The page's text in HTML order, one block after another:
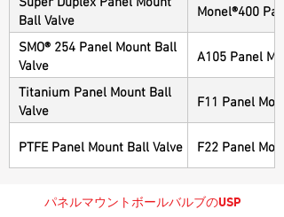
Ball Valve
Monel®400
SMO® 254 Panel Mount Ball
Valve
A105 Panel
Titanium Panel Mount Ball
Valve
F11 Panel
PTFE Panel Mount Ball Valve F22 Panel
パネルマウントボールバルブのUSP